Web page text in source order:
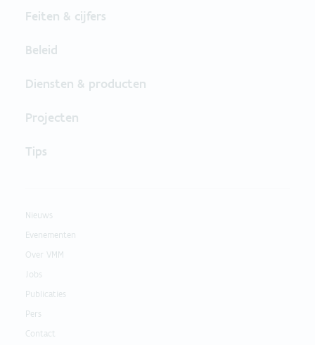
Feiten & cijfers
Beleid
Diensten & producten
Projecten
Tips
Nieuws
Evenementen
Over VMM
Jobs
Publicaties
Pers
Contact